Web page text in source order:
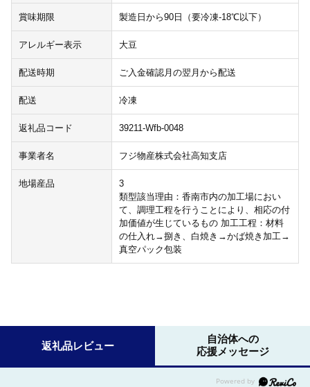
賞味期限 製造日から90日（要冷凍-18℃以下）
アレルギー表示 大豆
配送時期 ご入金確認月の翌月から配送
配送 冷凍
返礼品コード 39211-Wfb-0048
事業者名 フジ物産株式会社高知支店
地場産品
3
類型該当理由：香南市内の加工場におい
て、調理工程を行うことにより、相応の付
加価値が生じているもの 加工工程：材料
の仕入れ→捌き、白焼き→かば焼き加工→
真空パック包装
返礼品レビュー
自治体への
応援メッセージ